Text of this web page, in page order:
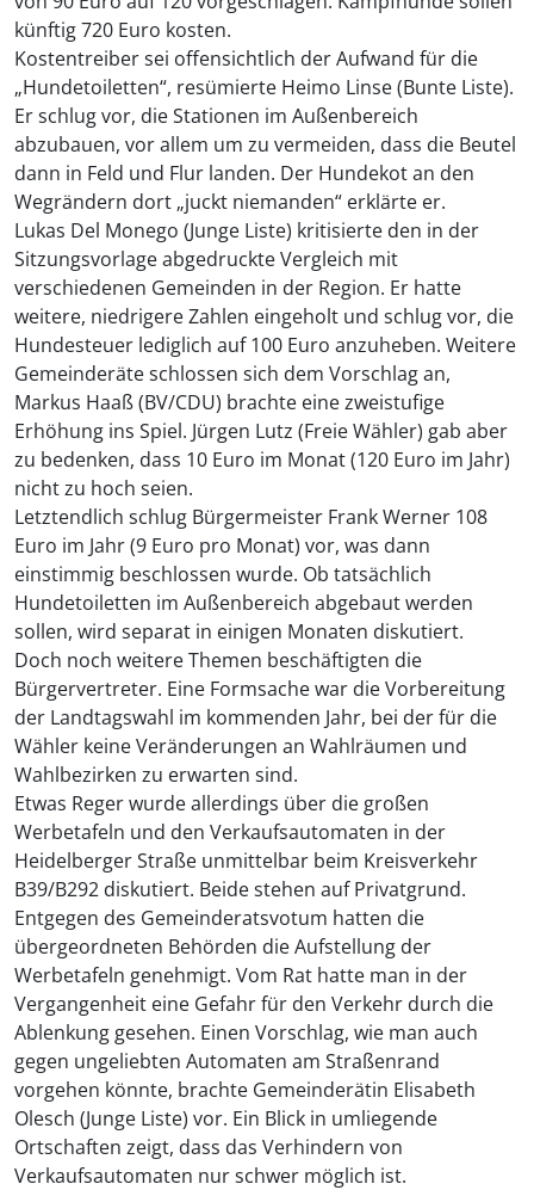
künftig 720 Euro kosten.
Kostentreiber sei offensichtlich der Aufwand für die
„Hundetoiletten“, resümierte Heimo Linse (Bunte Liste).
Er schlug vor, die Stationen im Außenbereich
abzubauen, vor allem um zu vermeiden, dass die Beutel
dann in Feld und Flur landen. Der Hundekot an den
Wegrändern dort „juckt niemanden“ erklärte er.
Lukas Del Monego (Junge Liste) kritisierte den in der
Sitzungsvorlage abgedruckte Vergleich mit
verschiedenen Gemeinden in der Region. Er hatte
weitere, niedrigere Zahlen eingeholt und schlug vor, die
Hundesteuer lediglich auf 100 Euro anzuheben. Weitere
Gemeinderäte schlossen sich dem Vorschlag an,
Markus Haaß (BV/CDU) brachte eine zweistufige
Erhöhung ins Spiel. Jürgen Lutz (Freie Wähler) gab aber
zu bedenken, dass 10 Euro im Monat (120 Euro im Jahr)
nicht zu hoch seien.
Letztendlich schlug Bürgermeister Frank Werner 108
Euro im Jahr (9 Euro pro Monat) vor, was dann
einstimmig beschlossen wurde. Ob tatsächlich
Hundetoiletten im Außenbereich abgebaut werden
sollen, wird separat in einigen Monaten diskutiert.
Doch noch weitere Themen beschäftigten die
Bürgervertreter. Eine Formsache war die Vorbereitung
der Landtagswahl im kommenden Jahr, bei der für die
Wähler keine Veränderungen an Wahlräumen und
Wahlbezirken zu erwarten sind.
Etwas Reger wurde allerdings über die großen
Werbetafeln und den Verkaufsautomaten in der
Heidelberger Straße unmittelbar beim Kreisverkehr
B39/B292 diskutiert. Beide stehen auf Privatgrund.
Entgegen des Gemeinderatsvotum hatten die
übergeordneten Behörden die Aufstellung der
Werbetafeln genehmigt. Vom Rat hatte man in der
Vergangenheit eine Gefahr für den Verkehr durch die
Ablenkung gesehen. Einen Vorschlag, wie man auch
gegen ungeliebten Automaten am Straßenrand
vorgehen könnte, brachte Gemeinderätin Elisabeth
Olesch (Junge Liste) vor. Ein Blick in umliegende
Ortschaften zeigt, dass das Verhindern von
Verkaufsautomaten nur schwer möglich ist.